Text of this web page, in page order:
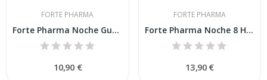
FORTE PHARMA
Forte Pharma Noche Gummies 30 Gominolas
10,90 €
FORTE PHARMA
Forte Pharma Noche 8 Horas 30 Comprimidos
13,90 €